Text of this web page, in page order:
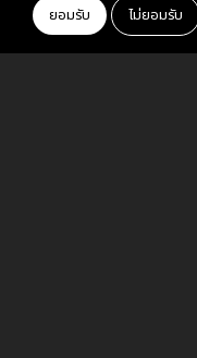
ยอมรับ
ไม่ยอมรับ